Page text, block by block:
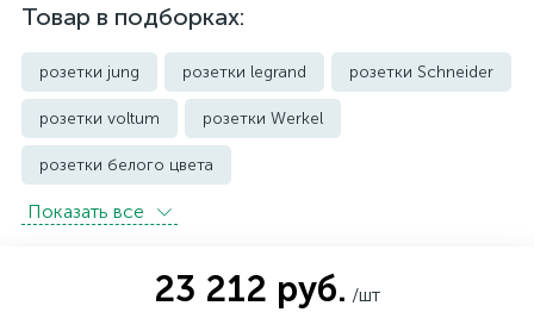
Товар в подборках:
розетки jung розетки legrand розетки Schneider
розетки voltum розетки Werkel
розетки белого цвета
розетки с защитой от влаги IP44 и выше
Показать всe
23 212 руб. /шт